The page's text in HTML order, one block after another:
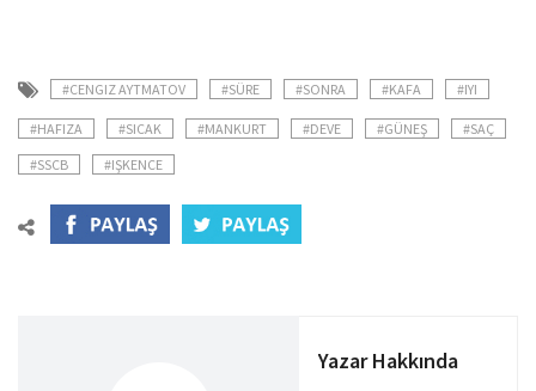
#CENGIZ AYTMATOV #SÜRE #SONRA #KAFA #IYI
#HAFIZA #SICAK #MANKURT #DEVE #GÜNEŞ
#SAÇ
#SSCB
#IŞKENCE
Yazar Hakkında